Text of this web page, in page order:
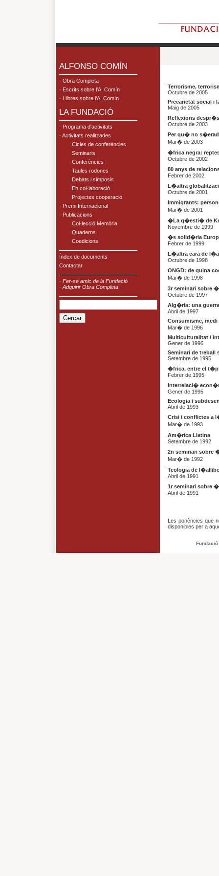
ALFONSO COMÍN
· Obra Completa
· Escrits sobre l'A. Comín
· Llibres sobre l'A. Comín
LA FUNDACIÓ
· Programa d'activitats
· Activitats realitzades
Cicles de conferències
Seminaris
Conferències
Taules rodones
Debats i simposis
En col·laboració
Projectes cooperació
· Premi Internacional
· Publicacions
Col·lecció Memòria
Quaderns
Coedicions
Índex de documents
Contactar
· Fer-se amic de la Fundació
· Adquirir Obra Completa
Terrorisme,
Octubre de 2005
Precarietat social i
Maig de 2005
Reflexions
Octubre de 2003
Per qu� no
Mar� de 2003
�frica negra:
Octubre de 2002
80 anys de
Febrer de 2002
L�altra
Octubre de 2001
Immigrants:
Mar� de 2001
�La q�esti� de
Novembre de 1999
�s solid�ria
Febrer de 1999
L�altra cara de
Octubre de 1998
ONGD: de quina
Mar� de 1998
3r seminari sobre
Octubre de 1997
Alg�ria: una
Abril de 1997
Consumisme,
Mar� de 1996
Multiculturalitat /
Gener de 1996
Seminari de treball
Setembre de 1995
�frica, entre el
Febrer de 1995
Interrelaci�
Gener de 1995
Ecologia i
Abril de 1993
Crisi i conflictes a
Mar� de 1993
Am�rica Llatina
Setembre de 1992
2n seminari
Mar� de 1992
Teologia de
Abril de 1991
1r seminari sobre
Abril de 1991
Les ponències que
disponibles per a